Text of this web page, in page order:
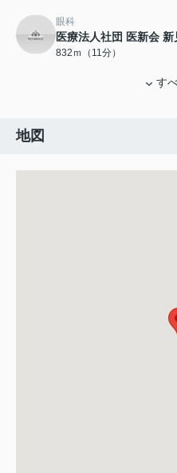
眼科
医療法人社団 医新会 新
832ｍ（11分）
す
地図